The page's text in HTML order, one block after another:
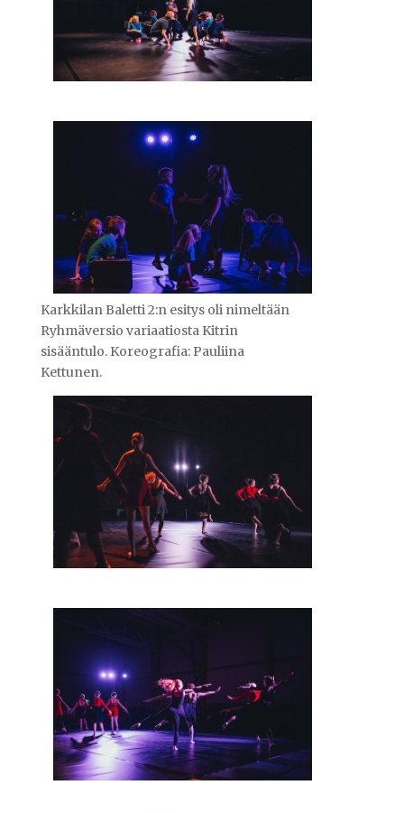
Karkkilan Baletti 2:n esitys oli nimeltään
Ryhmäversio variaatiosta Kitrin
sisääntulo. Koreografia: Pauliina
Kettunen.